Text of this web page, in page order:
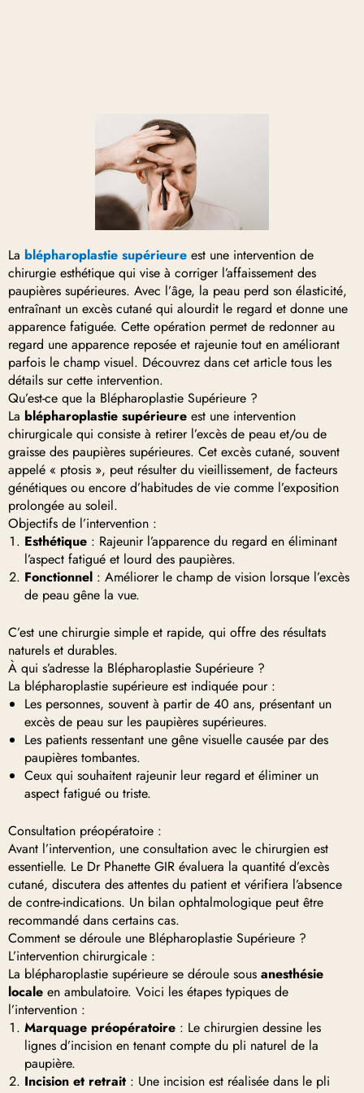
La blépharoplastie supérieure est une intervention de
chirurgie esthétique qui vise à corriger l’affaissement des
paupières supérieures. Avec l’âge, la peau perd son élasticité,
entraînant un excès cutané qui alourdit le regard et donne une
apparence fatiguée. Cette opération permet de redonner au
regard une apparence reposée et rajeunie tout en améliorant
parfois le champ visuel. Découvrez dans cet article tous les
détails sur cette intervention.
Qu’est-ce que la Blépharoplastie Supérieure ?
La blépharoplastie supérieure est une intervention
chirurgicale qui consiste à retirer l’excès de peau et/ou de
graisse des paupières supérieures. Cet excès cutané, souvent
appelé « ptosis », peut résulter du vieillissement, de facteurs
génétiques ou encore d’habitudes de vie comme l’exposition
prolongée au soleil.
Objectifs de l’intervention :
Esthétique : Rajeunir l’apparence du regard en éliminant
l’aspect fatigué et lourd des paupières.
Fonctionnel : Améliorer le champ de vision lorsque l’excès
de peau gêne la vue.
C’est une chirurgie simple et rapide, qui offre des résultats
naturels et durables.
À qui s’adresse la Blépharoplastie Supérieure ?
La blépharoplastie supérieure est indiquée pour :
Les personnes, souvent à partir de 40 ans, présentant un
excès de peau sur les paupières supérieures.
Les patients ressentant une gêne visuelle causée par des
paupières tombantes.
Ceux qui souhaitent rajeunir leur regard et éliminer un
aspect fatigué ou triste.
Consultation préopératoire :
Avant l’intervention, une consultation avec le chirurgien est
essentielle. Le Dr Phanette GIR évaluera la quantité d’excès
cutané, discutera des attentes du patient et vérifiera l’absence
de contre-indications. Un bilan ophtalmologique peut être
recommandé dans certains cas.
Comment se déroule une Blépharoplastie Supérieure ?
L’intervention chirurgicale :
La blépharoplastie supérieure se déroule sous anesthésie
locale en ambulatoire. Voici les étapes typiques de
l’intervention :
Marquage préopératoire : Le chirurgien dessine les
lignes d’incision en tenant compte du pli naturel de la
paupière.
Incision et retrait : Une incision est réalisée dans le pli